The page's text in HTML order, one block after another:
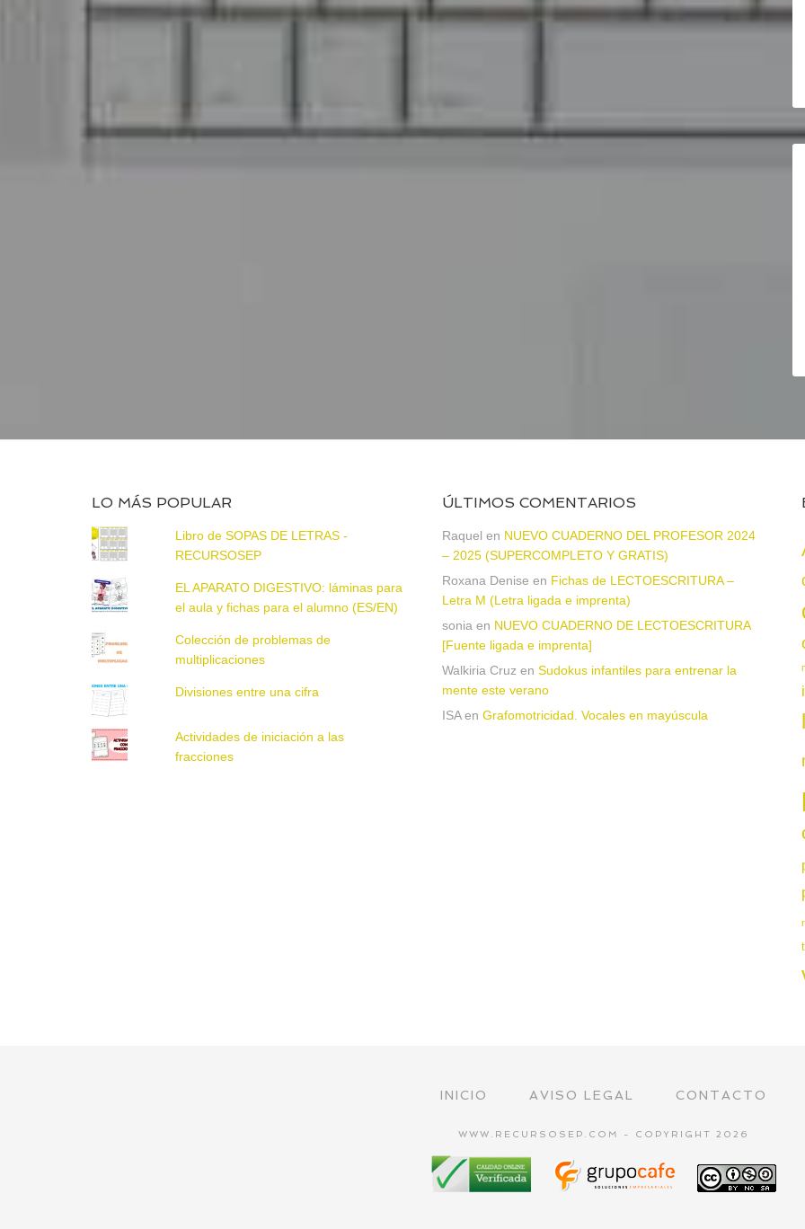
LO MÁS POPULAR
Libro de SOPAS DE LETRAS -
RECURSOSEP
EL APARATO DIGESTIVO: láminas para
el aula y fichas para el alumno (ES/EN)
Colección de problemas de
multiplicaciones
Divisiones entre una cifra
Actividades de iniciación a las
fracciones
ÚLTIMOS COMENTARIOS
Raquel en NUEVO CUADERNO DEL PROFESOR 2024
– 2025 (SUPERCOMPLETO Y GRATIS)
Roxana Denise en Fichas de LECTOESCRITURA –
Letra M (Letra ligada e imprenta)
sonia en NUEVO CUADERNO DE LECTOESCRITURA
[Fuente ligada e imprenta]
Walkiria Cruz en Sudokus infantiles para entrenar la
mente este verano
ISAen Grafomotricidad. Vocales en mayúscula
INICIO AVISO LEGAL CONTACTO
WWW.RECURSOSEP.COM - COPYRIGHT 2026